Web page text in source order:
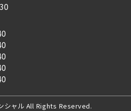
シャル All Rights Reserved.